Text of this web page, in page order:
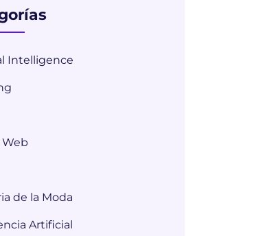
Intelligence
Web
de la Moda
Artificial